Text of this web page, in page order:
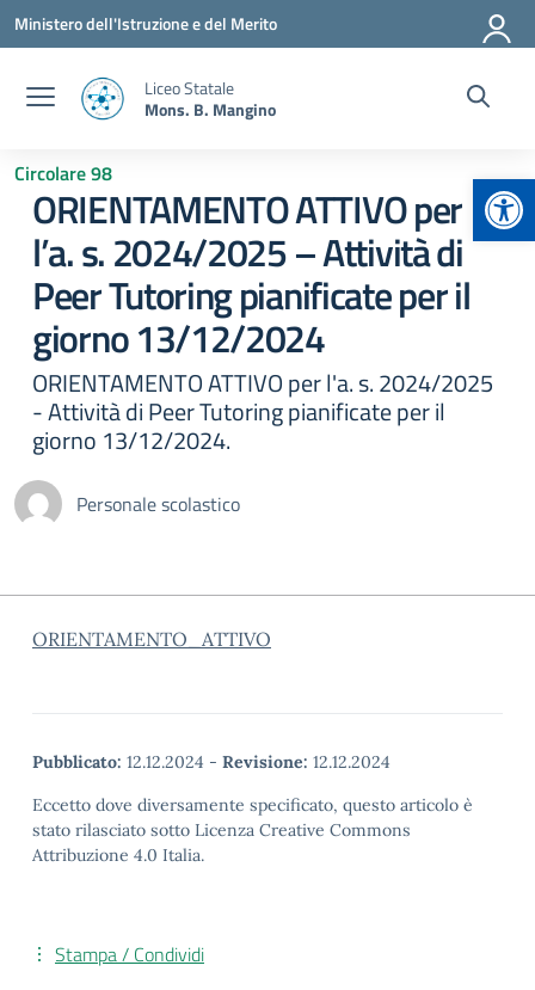
Vai ai contenuti
Vai al menu di navigazione
Vai al footer
Ministero dell'Istruzione e del Merito
Liceo Statale
Mons. B. Mangino
Circolare 98
ORIENTAMENTO ATTIVO per
l’a. s. 2024/2025 – Attività di
Peer Tutoring pianificate per il
giorno 13/12/2024
ORIENTAMENTO ATTIVO per l'a. s. 2024/2025
- Attività di Peer Tutoring pianificate per il
giorno 13/12/2024.
Personale scolastico
ORIENTAMENTO_ATTIVO
Pubblicato: 12.12.2024 - Revisione: 12.12.2024
Eccetto dove diversamente specificato, questo articolo è
stato rilasciato sotto Licenza Creative Commons
Attribuzione 4.0 Italia.
Stampa / Condividi